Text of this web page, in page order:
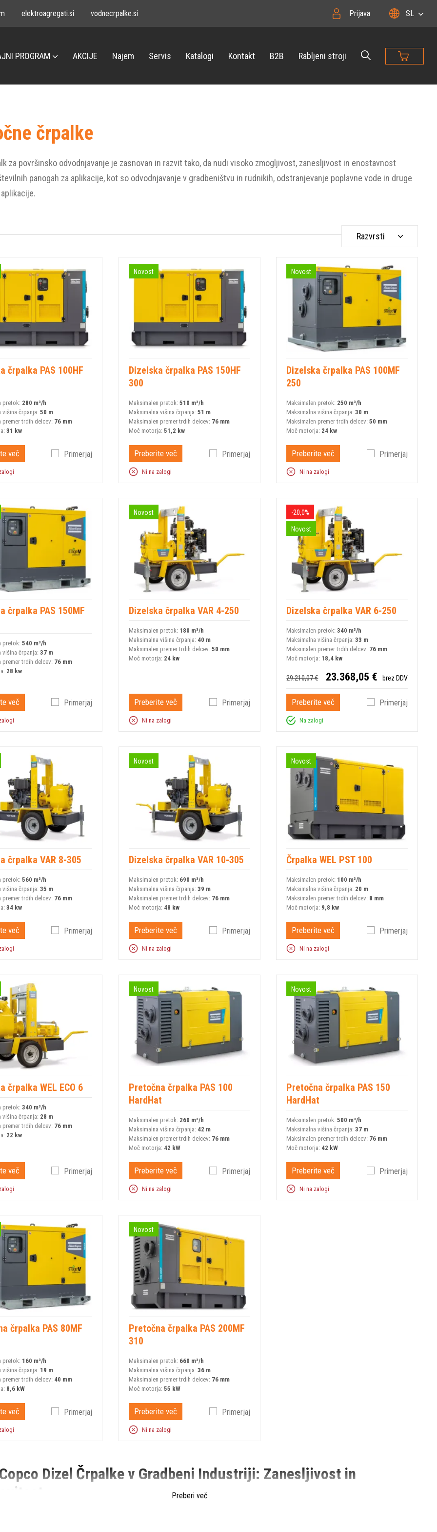
elektroagregati.si vodnecrpalke.si Prijava SL
PROGRAM AKCIJE Najem Servis Katalogi Kontakt B2B Rabljeni stroji
črpalke
za površinsko odvodnjavanje je zasnovan in razvit tako, da nudi visoko zmogljivost, zanesljivost in enostavnost
panogah za aplikacije, kot so odvodnjavanje v gradbeništvu in rudnikih, odstranjevanje poplavne vode in druge
Razvrsti
črpalka PAS 100HF
pretok: 280 m³/h
višina črpanja: 50 m
premer trdih delcev: 76 mm
31 kw
več Primerjaj
Novost
Dizelska črpalka PAS 150HF
300
Maksimalen pretok: 510 m³/h
Maksimalna višina črpanja: 51 m
Maksimalen premer trdih delcev: 76 mm
Moč motorja: 51,2 kw
Preberite več Primerjaj
Ni na zalogi
Novost
Dizelska črpalka PAS 100MF
250
Maksimalen pretok: 250 m³/h
Maksimalna višina črpanja:30 m
Maksimalen premer trdih delcev:50 mm
Moč motorja: 24 kw
Preberite več Primerjaj
Ni na zalogi
črpalka PAS 150MF
pretok: 540 m³/h
višina črpanja: 37 m
premer trdih delcev: 76 mm
28 kw
več Primerjaj
Novost
Dizelska črpalka VAR 4-250
Maksimalen pretok: 180 m³/h
Maksimalna višina črpanja: 40 m
Maksimalen premer trdih delcev: 50 mm
Moč motorja: 24 kw
Preberite več Primerjaj
Ni na zalogi
-20,0%
Novost
Dizelska črpalka VAR 6-250
Maksimalen pretok:340 m³/h
Maksimalna višina črpanja:33 m
Maksimalen premer trdih delcev: 76 mm
Moč motorja: 18,4 kw
29.210,07 € 23.368,05 € brez DDV
Preberite več Primerjaj
Na zalogi
črpalka VAR 8-305
pretok: 560 m³/h
višina črpanja: 35 m
premer trdih delcev: 76 mm
34 kw
več Primerjaj
Novost
Dizelska črpalka VAR 10-305
Maksimalen pretok: 690 m³/h
Maksimalna višina črpanja: 39 m
Maksimalen premer trdih delcev: 76 mm
Moč motorja: 48 kw
Preberite več Primerjaj
Ni na zalogi
Novost
Črpalka WEL PST 100
Maksimalen pretok: 100 m³/h
Maksimalna višina črpanja: 20 m
Maksimalen premer trdih delcev: 8 mm
Moč motorja: 9,8 kw
Preberite več Primerjaj
Ni na zalogi
črpalka WEL ECO 6
pretok: 340 m³/h
višina črpanja: 28 m
premer trdih delcev: 76 mm
22 kw
več Primerjaj
Novost
Pretočna črpalka PAS 100
HardHat
Maksimalen pretok: 260 m³/h
Maksimalna višina črpanja: 42 m
Maksimalen premer trdih delcev: 76 mm
Moč motorja: 42 kW
Preberite več Primerjaj
Ni na zalogi
Novost
Pretočna črpalka PAS 150
HardHat
Maksimalen pretok:500 m³/h
Maksimalna višina črpanja:37 m
Maksimalen premer trdih delcev: 76 mm
Moč motorja: 42 kW
Preberite več Primerjaj
Ni na zalogi
črpalka PAS 80MF
pretok: 160 m³/h
višina črpanja: 19 m
premer trdih delcev: 40 mm
8,6 kW
več Primerjaj
Novost
Pretočna črpalka PAS 200MF
310
Maksimalen pretok: 660 m³/h
Maksimalna višina črpanja: 36 m
Maksimalen premer trdih delcev: 76 mm
Moč motorja: 55 kW
Preberite več Primerjaj
Ni na zalogi
Dizel Črpalke v Gradbeni Industriji: Zanesljivost in
Preberi več